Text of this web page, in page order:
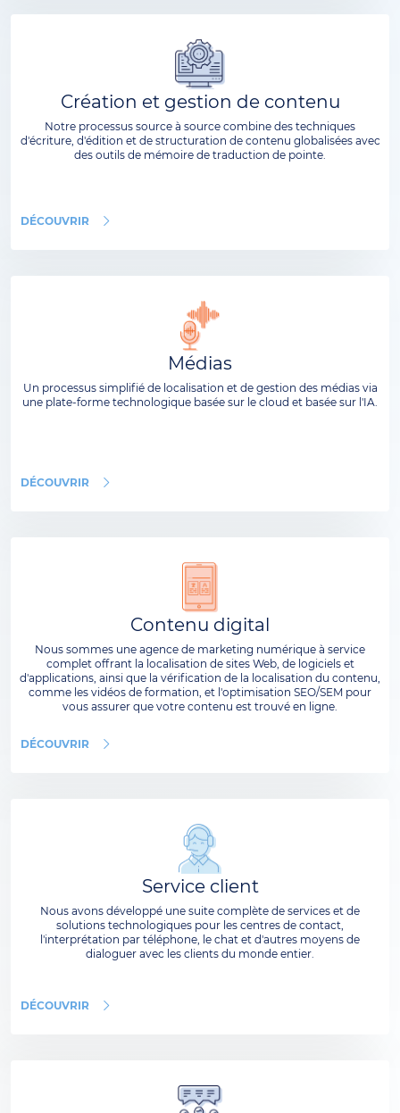
Création et gestion de contenu
Notre processus source à source combine des techniques
d'écriture, d'édition et de structuration de contenu globalisées avec
des outils de mémoire de traduction de pointe.
DÉCOUVRIR
Médias
Un processus simplifié de localisation et de gestion des médias via
une plate-forme technologique basée sur le cloud et basée sur l'IA.
DÉCOUVRIR
Contenu digital
Nous sommes une agence de marketing numérique à service
complet offrant la localisation de sites Web, de logiciels et
d'applications, ainsi que la vérification de la localisation du contenu,
comme les vidéos de formation, et l'optimisation SEO/SEM pour
vous assurer que votre contenu est trouvé en ligne.
DÉCOUVRIR
Service client
Nous avons développé une suite complète de services et de
solutions technologiques pour les centres de contact,
l'interprétation par téléphone, le chat et d'autres moyens de
dialoguer avec les clients du monde entier.
DÉCOUVRIR